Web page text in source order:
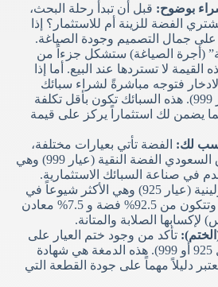
بوضوح: قبل أن تبدأ رحلة البحث،
الفضة للزينة أم للاستثمار؟ إذا
على جمال التصميم وجودة الصياغة.
(أجرة الصياغة) ستشكل جزءاً من
القيمة لا تستردها عند البيع. أما إذا
فتوجه مباشرةً لشراء سبائك
الفضة النقية (عيار 999). هذه السبائك تكون بأقل تكلفة
يضمن لك استثماراً يركز على قيمة
لك: الفضة تأتي بعيارات مختلفة،
أشهرها في السوق السعودي الفضة النقية (عيار 999) وهي
في صناعة السبائك الاستثمارية.
أيضا الفضة الإسترلينية (عيار 925) وهي الأكثر شيوعاً في
عالم المجوهرات، وتتكون من 92.5% فضة و 7.5% معادن
لإكسابها الصلابة والمتانة.
تأكد من وجود ختم العيار على
قطعة الفضة (مثل 925 أو 999). هذه الدمغة هي شهادة
دليلاً مهماً على جودة القطعة التي